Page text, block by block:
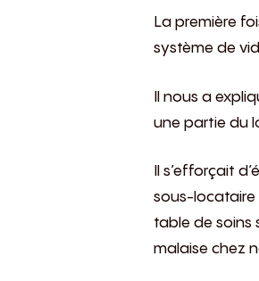
La première
système de
Il nous a
une partie du
Il s’efforçait
sous-locataire
table de soins
malaise chez